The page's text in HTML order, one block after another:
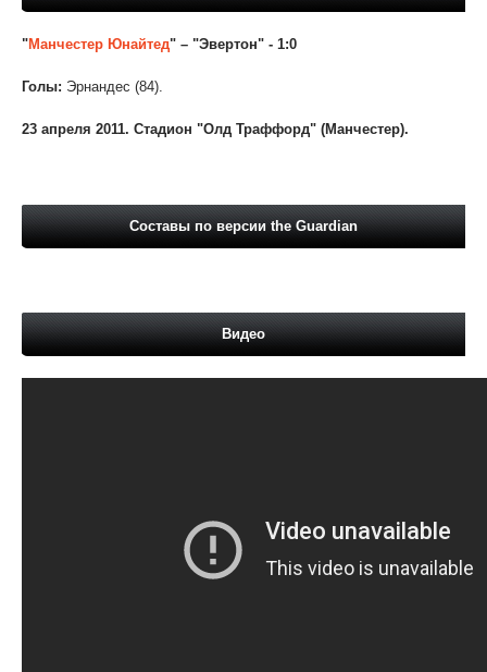
"Манчестер Юнайтед" – "Эвертон" - 1:0
Голы: Эрнандес (84).
23 апреля 2011. Стадион "Олд Траффорд" (Манчестер).
Составы по версии the Guardian
Видео